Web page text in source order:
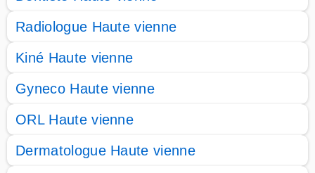
Radiologue Haute vienne
Kiné Haute vienne
Gyneco Haute vienne
ORL Haute vienne
Dermatologue Haute vienne